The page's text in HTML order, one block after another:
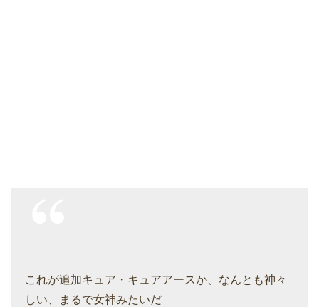
これが追加キュア・キュアアースか、なんとも神々
しい、まるで女神みたいだ